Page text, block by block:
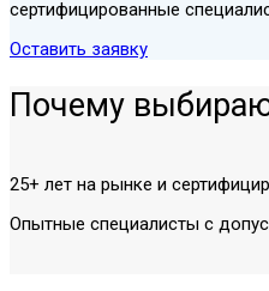
сертифицированные
Оставить заявку
Почему
25+ лет на рынке и
Опытные специалисты с